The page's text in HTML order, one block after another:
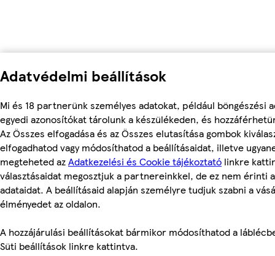
Adatvédelmi beállítások
Mi és 18 partnerünk személyes adatokat, például böngészési
egyedi azonosítókat tárolunk a készülékeden, és
Az Összes elfogadása és az Összes elutasítása gombok
elfogadhatod vagy módosíthatod a beállításaidat, illetve
megteheted azAdatkezelési és Cookie tájékoztató linkre
választásaidat megosztjuk a partnereinkkel, de ez nem érinti
adataidat. A beállításaid alapján személyre tudjuk szabni a
élményedet az oldalon.
A hozzájárulási beállításokat bármikor módosíthatod a
Süti beállítások linkre kattintva.